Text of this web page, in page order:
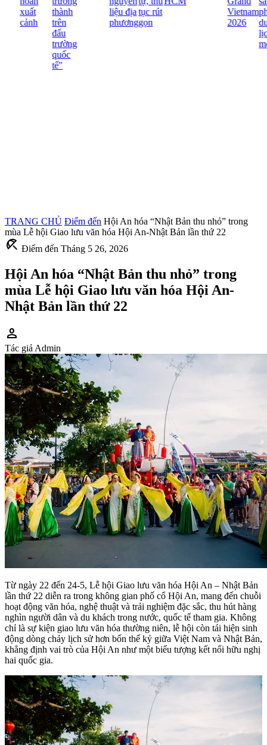
xuất
cảnh
thành
trên
đấu
trường
quốc
tế"
liệu địa
phương
tục rút
gọn
Vietnam
2026
du
TRANG CHỦ Điểm đến Hội An hóa “Nhật Bản thu nhỏ” trong
mùa Lễ hội Giao lưu văn hóa Hội An-Nhật Bản lần thứ 22
beach_access Điểm đến Tháng 5 26, 2026
Hội An hóa “Nhật Bản thu nhỏ” trong
mùa Lễ hội Giao lưu văn hóa Hội An-
Nhật Bản lần thứ 22
person
Tác giả Admin
Từ ngày 22 đến 24-5, Lễ hội Giao lưu văn hóa Hội An – Nhật Bản
lần thứ 22 diễn ra trong không gian phố cổ Hội An, mang đến chuỗi
hoạt động văn hóa, nghệ thuật và trải nghiệm đặc sắc, thu hút hàng
nghìn người dân và du khách trong nước, quốc tế tham gia. Không
chỉ là sự kiện giao lưu văn hóa thường niên, lễ hội còn tái hiện sinh
động dòng chảy lịch sử hơn bốn thế kỷ giữa Việt Nam và Nhật Bản,
khẳng định vai trò của Hội An như một biểu tượng kết nối hữu nghị
hai quốc gia.